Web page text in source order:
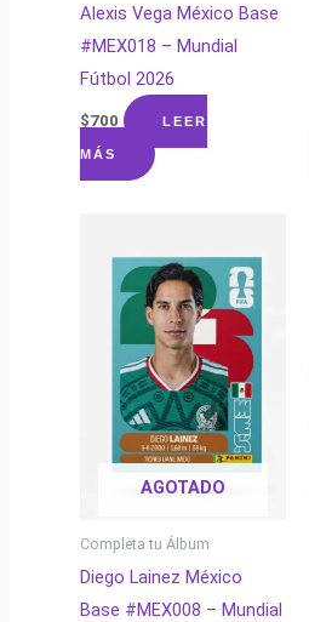
Alexis Vega México Base
#MEX018 – Mundial
Fútbol 2026
$700 LEER
MÁS
AGOTADO
Completa tu Álbum
Diego Lainez México
Base #MEX008 – Mundial